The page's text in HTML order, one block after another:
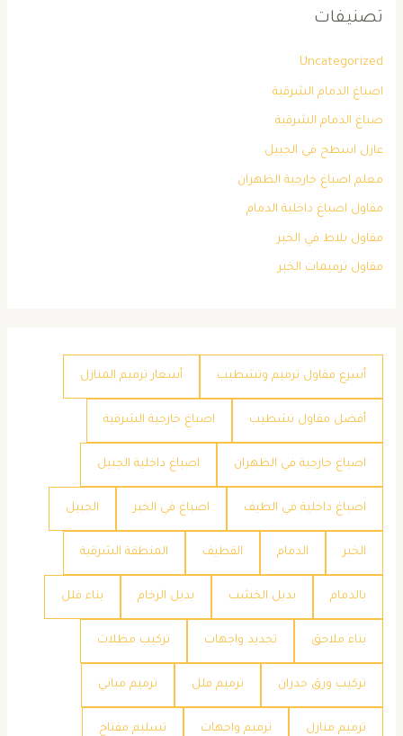
تصنيفات
Uncategorized
اصباغ الدمام الشرقية
صباغ الدمام الشرقية
عازل اسطح في الجبيل
معلم اصباغ خارجية الظهران
مقاول اصباغ داخلية الدمام
مقاول بلاط في الخبر
مقاول ترميمات الخبر
أسرع مقاول ترميم وتشطيب أسعار ترميم المنازل
أفضل مقاول تشطيب اصباغ خارجية الشرقية
اصباغ خارجية في الظهران اصباغ داخلية الجبيل
اصباغ داخلية في الطيف اصباغ في الخبر الجبيل
الخبر الدمام القطيف المنطقة الشرقية
بالدمام بديل الخشب بديل الرخام بناء فلل
بناء ملاحق تجديد واجهات تركيب مظلات
تركيب ورق جدران ترميم فلل ترميم مباني
ترميم منازل ترميم واجهات تسليم مفتاح